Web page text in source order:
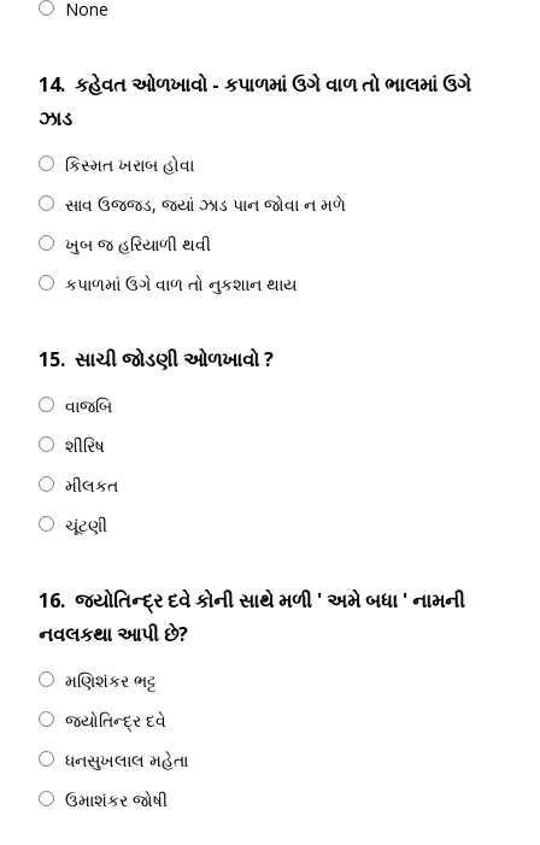
None
14. કહેવત ઓળખાવો - કપાળમાં ઉગે વાળ તો ભાલમાં ઉગે
ઝાડ
કિસ્મત ખરાબ હોવા
સાવ ઉજ્જડ, જ્યાં ઝાડ પાન જોવા ન મળે
ખુબ જ હરિયાળી થવી
કપાળમાં ઉગે વાળ તો નુકશાન થાય
15. સાચી જોડણી ઓળખાવો ?
વાજબિ
શીરિષ
મીલકત
ચૂંટણી
16. જ્યોતિન્દ્ર દવે કોની સાથે મળી ' અમે બધા ' નામની
નવલકથા આપી છે?
મણિશંકર ભટ્ટ
જ્યોતિન્દ્ર દવે
ધનસુખલાલ મહેતા
ઉમાશંકર જોષી